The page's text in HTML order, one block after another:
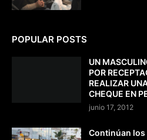
POPULAR POSTS
UN
POR
REALIZAR
CHEQUE EN
junio 17, 2012
Continúan